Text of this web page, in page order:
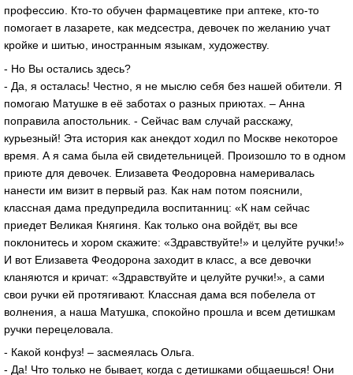
профессию. Кто-то обучен фармацевтике при аптеке, кто-то
помогает в лазарете, как медсестра, девочек по желанию учат
кройке и шитью, иностранным языкам, художеству.
- Но Вы остались здесь?
- Да, я осталась! Честно, я не мыслю себя без нашей обители. Я
помогаю Матушке в её заботах о разных приютах. – Анна
поправила апостольник. - Сейчас вам случай расскажу,
курьезный! Эта история как анекдот ходил по Москве некоторое
время. А я сама была ей свидетельницей. Произошло то в одном
приюте для девочек. Елизавета Феодоровна намеривалась
нанести им визит в первый раз. Как нам потом пояснили,
классная дама предупредила воспитанниц: «К нам сейчас
приедет Великая Княгиня. Как только она войдёт, вы все
поклонитесь и хором скажите: «Здравствуйте!» и целуйте ручки!»
И вот Елизавета Феодорона заходит в класс, а все девочки
кланяются и кричат: «Здравствуйте и целуйте ручки!», а сами
свои ручки ей протягивают. Классная дама вся побелела от
волнения, а наша Матушка, спокойно прошла и всем детишкам
ручки перецеловала.
- Какой конфуз! – засмеялась Ольга.
- Да! Что только не бывает, когда с детишками общаешься! Они